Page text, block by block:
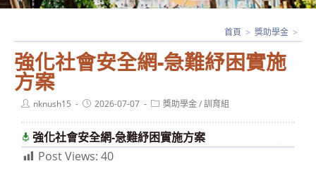
強化社會安全網-急難紓困實施
方案
首頁 > 獎助學金 >
Postnknush15
Post2026-07-07
Post獎助學金/訓育組
強化社會安全網-急難紓困實施方案
Post Views: 40